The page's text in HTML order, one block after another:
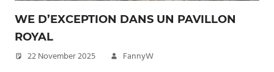
WE D’EXCEPTION DANS UN PAVILLON
ROYAL
22 November 2025 FannyW